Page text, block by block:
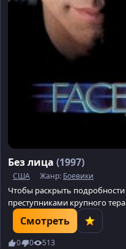
Без лица (1997)
США Жанр: Боевики
Чтобы раскрыть
преступниками крупного
соглашается на сложную
берёт себе новое лицо, лицо
который находится в коме.
Смотреть
0 0 513